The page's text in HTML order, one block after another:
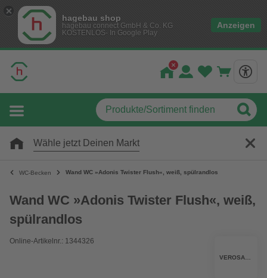
hagebau shop
hagebau connect GmbH & Co. KG
KOSTENLOS- In Google Play
Anzeigen
Wähle jetzt Deinen Markt
WC-Becken Wand WC »Adonis Twister Flush«, weiß, spülrandlos
Wand WC »Adonis Twister Flush«, weiß,
spülrandlos
Online-Artikelnr.: 1344326